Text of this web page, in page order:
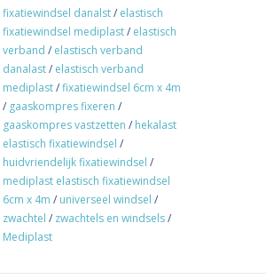
fixatiewindsel danalst/ elastisch
fixatiewindsel mediplast/ elastisch
verband / elastisch verband
danalast/ elastisch verband
mediplast/fixatiewindsel 6cm x 4m
/ gaaskompres fixeren /
gaaskompres vastzetten / hekalast
elastisch fixatiewindsel /
huidvriendelijk fixatiewindsel /
mediplast elastisch fixatiewindsel
6cm x 4m / universeel windsel /
zwachtel / zwachtels en windsels/
Mediplast